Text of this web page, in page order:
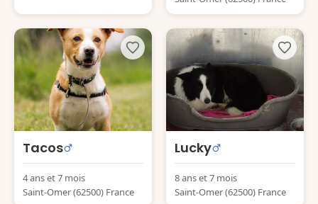
Tacos
4 ans et 7 mois
Saint-Omer (62500) France
Lucky
8 ans et 7 mois
Saint-Omer (62500) France